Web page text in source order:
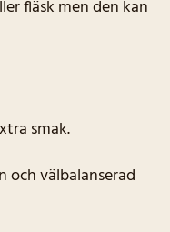
fläsk men den kan
smak.
och välbalanserad